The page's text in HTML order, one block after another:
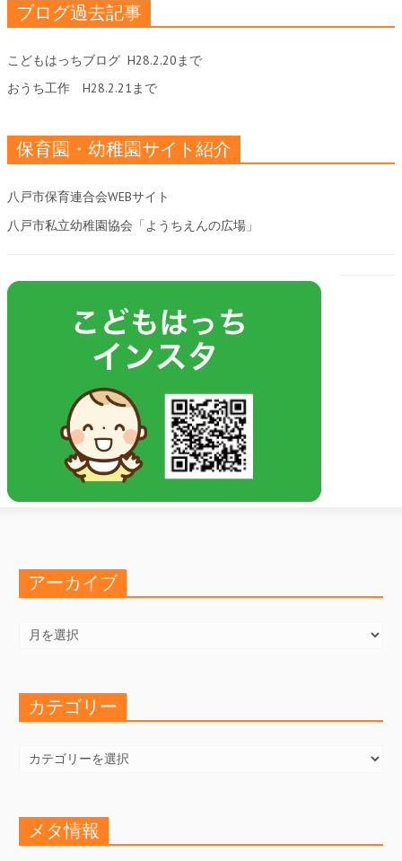
ブログ過去記事
こどもはっちブログ H28.2.20まで
おうち工作 H28.2.21まで
保育園・幼稚園サイト紹介
八戸市保育連合会WEBサイト
八戸市私立幼稚園協会「ようちえんの広場」
アーカイブ
カ
カテゴリー
ゴ
メタ情報